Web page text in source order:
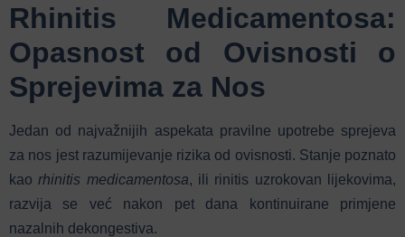
Rhinitis Medicamentosa:
Opasnost od Ovisnosti o
Sprejevima za Nos
Jedan od najvažnijih aspekata pravilne upotrebe sprejeva
za nos jest razumijevanje rizika od ovisnosti. Stanje poznato
kaorhinitis medicamentosa, ili rinitis uzrokovan lijekovima,
razvija se već nakon pet dana kontinuirane primjene
nazalnih dekongestiva.